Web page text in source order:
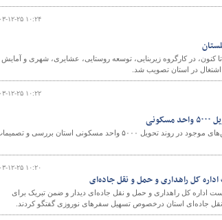
۱۴۰۳-۱۲-۲۵
در کارگروه زیربنایی، توسعه روستایی، عشایری، شهری و آمایش
۱۴۰۳-۱۲-۲۵
در ششمین جلسه شورای تامین مسکن استان قزوین، چالش‌های موجود در روند تحویل ۵۰۰۰ واحد مسکونی استان بررسی و
۱۴۰۳-۱۲-۲۵
کل راهداری و حمل و نقل جاده‌ای
اداره کل راهداری و حمل و نقل جاده‌ای دیدار و ضمن تبریک برای
جاده‌ای استان درخصوص تسهیل سفرهای نوروزی گفتگو کردند.